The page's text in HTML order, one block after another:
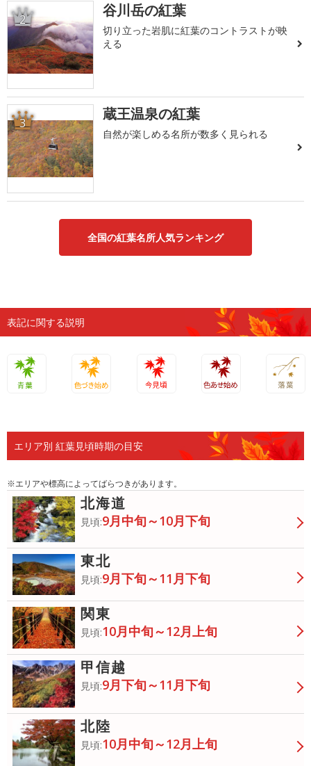
2 谷川岳の紅葉
切り立った岩肌に紅葉のコントラストが映
える
3 蔵王温泉の紅葉
自然が楽しめる名所が数多く見られる
全国の紅葉名所人気ランキング
表記に関する説明
エリア別 紅葉見頃時期の目安
※エリアや標高によってばらつきがあります。
北海道
見頃:9月中旬～10月下旬
東北
見頃:9月下旬～11月下旬
関東
見頃:10月中旬～12月上旬
甲信越
見頃:9月下旬～11月下旬
北陸
見頃:10月中旬～12月上旬